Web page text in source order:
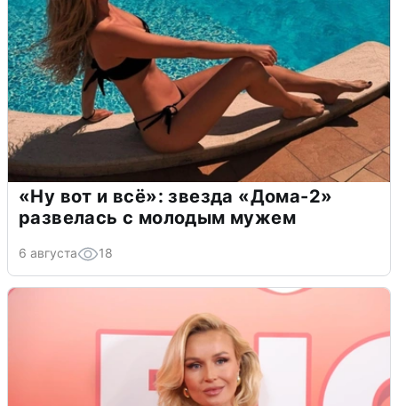
«Ну вот и всё»: звезда «Дома-2»
развелась с молодым мужем
6 августа 18